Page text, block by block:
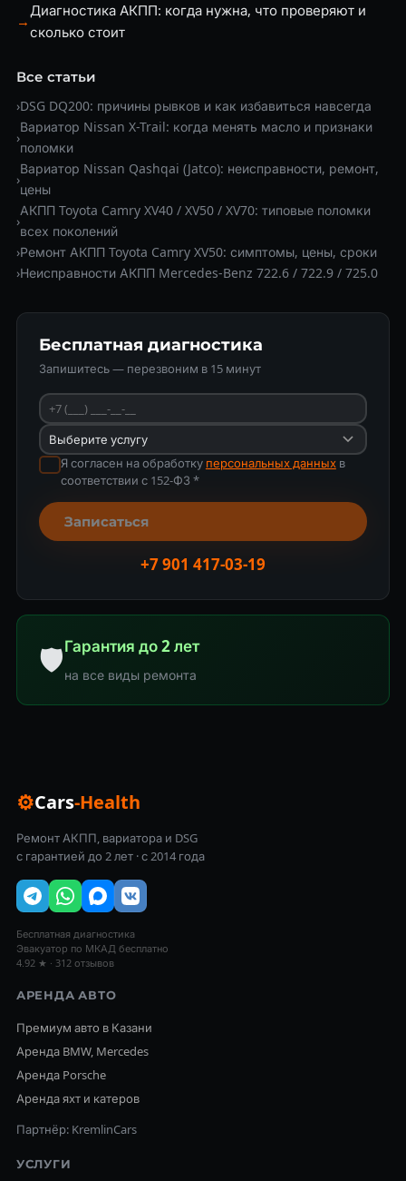
→
Диагностика АКПП: когда нужна, что проверяют и
сколько стоит
Все статьи
›DSG DQ200: причины рывков и как избавиться навсегда
›
Вариатор Nissan X-Trail: когда менять масло и признаки
поломки
›
Вариатор Nissan Qashqai (Jatco): неисправности, ремонт,
цены
›
АКПП Toyota Camry XV40 / XV50 / XV70: типовые поломки
всех поколений
›Ремонт АКПП Toyota Camry XV50: симптомы, цены, сроки
›Неисправности АКПП Mercedes-Benz 722.6 / 722.9 / 725.0
Бесплатная диагностика
Запишитесь — перезвоним в 15 минут
Я согласен на обработку персональных данныхв
соответствии с 152-ФЗ *
Записаться
+7 901 417-03-19
🛡Гарантия до 2 лет
на все виды ремонта
⚙Cars-Health
Ремонт АКПП, вариатора и DSG
с гарантией до 2 лет · с 2014 года
Бесплатная диагностика
Эвакуатор по МКАД бесплатно
4.92 ★ · 312 отзывов
АРЕНДА АВТО
Премиум авто в Казани
Аренда BMW, Mercedes
Аренда Porsche
Аренда яхт и катеров
Партнёр: KremlinCars
УСЛУГИ